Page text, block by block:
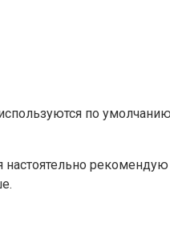
по
настоятельно